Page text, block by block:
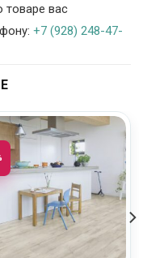
товаре вас
+7 (928) 248-47-